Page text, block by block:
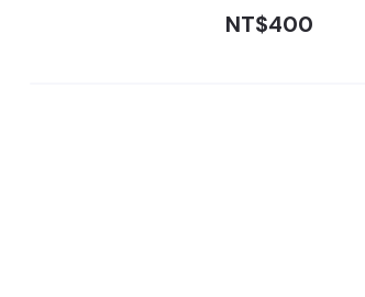
NT$400